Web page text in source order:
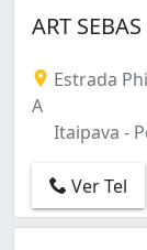
ART
Estrada
A
Itaipava -
Ver Tel